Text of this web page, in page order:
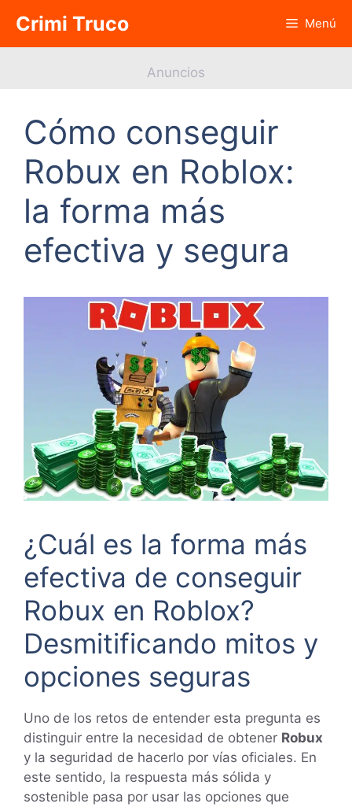
contenido
Crimi Truco Menú
Anuncios
Cómo conseguir
Robux en Roblox:
la forma más
efectiva y segura
¿Cuál es la forma más
efectiva de conseguir
Robux en Roblox?
Desmitificando mitos y
opciones seguras
Uno de los retos de entender esta pregunta es
distinguir entre la necesidad de obtener Robux
y la seguridad de hacerlo por vías oficiales. En
este sentido, la respuesta más sólida y
sostenible pasa por usar las opciones que